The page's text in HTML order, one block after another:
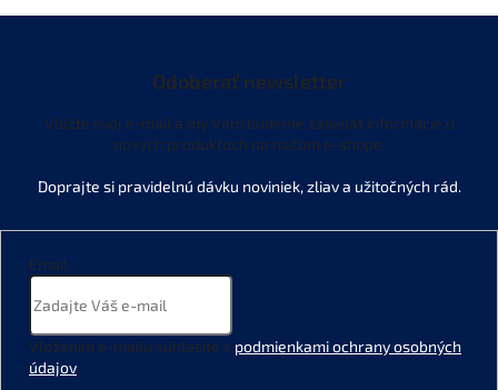
Odoberať newsletter
Vložte svoj e-mail a my Vám budeme zasielať informácie o
nových produktoch na našom e-shope.
Email
Vložením e-mailu súhlasíte s podmienkami ochrany osobných
údajov.